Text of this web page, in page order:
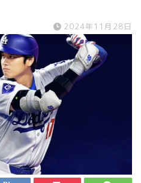
2024年11月28日